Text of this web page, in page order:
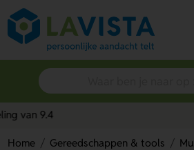
Snelle
Home Gereedschappen & tools